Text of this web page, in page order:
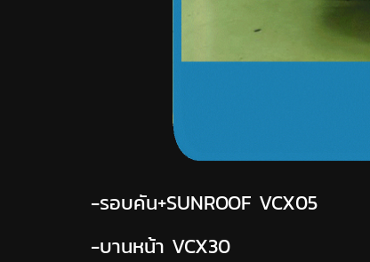
-รอบคัน+SUNROOF VCX05
-บานหน้า VCX30